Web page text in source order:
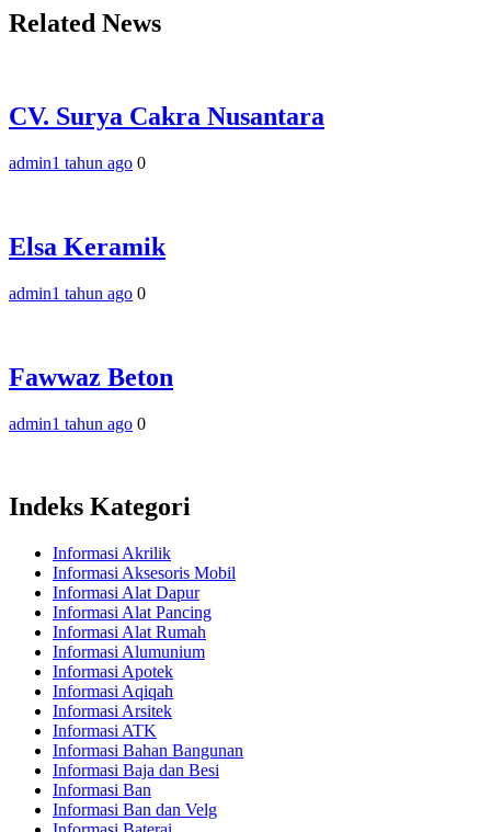
Related News
CV. Surya Cakra Nusantara
admin1 tahun ago 0
Elsa Keramik
admin1 tahun ago 0
Fawwaz Beton
admin1 tahun ago 0
Indeks Kategori
Informasi Akrilik
Informasi Aksesoris Mobil
Informasi Alat Dapur
Informasi Alat Pancing
Informasi Alat Rumah
Informasi Alumunium
Informasi Apotek
Informasi Aqiqah
Informasi Arsitek
Informasi ATK
Informasi Bahan Bangunan
Informasi Baja dan Besi
Informasi Ban
Informasi Ban dan Velg